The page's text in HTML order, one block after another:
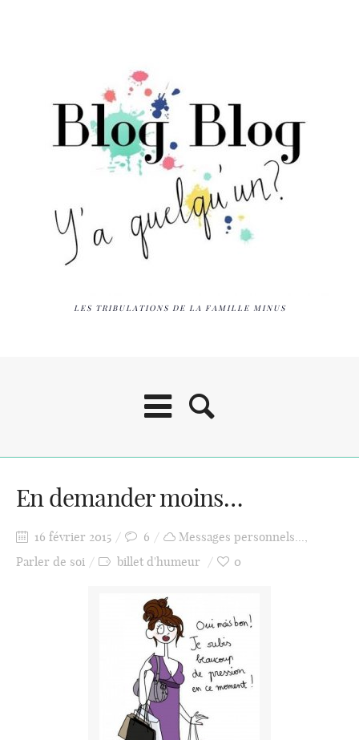
LES TRIBULATIONS DE LA FAMILLE MINUS
En demander moins…
16 février 2015 6 Messages personnels...,
Parler de soi
billet d'humeur 0